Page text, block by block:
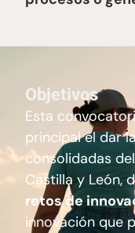
Objetivos
Esta
principal el dar
consolidadas
Castilla y León,
retos de
innovación que